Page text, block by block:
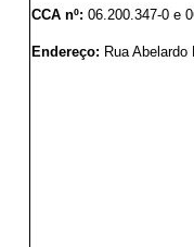
CCA nº:06.200.347-0 e
Endereço: Rua